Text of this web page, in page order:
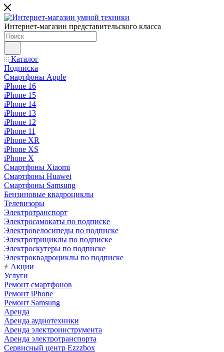
Интернет-магазин представительского класса
Каталог
Подписка
Смартфоны Apple
iPhone 16
iPhone 15
iPhone 14
iPhone 13
iPhone 12
iPhone 11
iPhone XR
iPhone XS
iPhone X
Смартфоны Xiaomi
Смартфоны Huawei
Смартфоны Samsung
Бензиновые квадроциклы
Телевизоры
Электротранспорт
Электросамокаты по подписке
Электровелосипеды по подписке
Электротрициклы по подписке
Электроскутеры по подписке
Электроквадроциклы по подписке
Акции
Услуги
Ремонт смартфонов
Ремонт iPhone
Ремонт Samsung
Аренда
Аренда аудиотехники
Аренда электроинструмента
Аренда электротранспорта
Сервисный центр Ezzzbox